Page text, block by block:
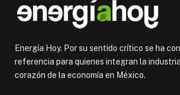
Energía Hoy. Por su sentido crítico se ha
referencia para quienes integran la
corazón de la economía en México.